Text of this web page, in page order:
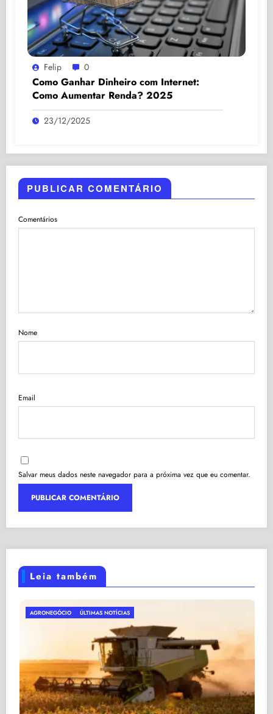
Felip 0
Como Ganhar Dinheiro com Internet:
Como Aumentar Renda? 2025
23/12/2025
PUBLICAR COMENTÁRIO
Comentários
Nome
Email
Salvar meus dados neste navegador para a próxima vez que eu comentar.
Leia também
ECONOMIA DO BRASIL ÚLTIMAS NOTÍCIAS